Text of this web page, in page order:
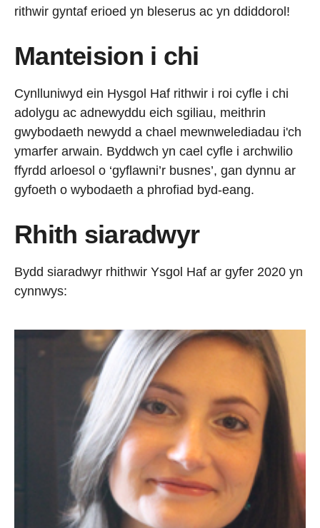
rithwir gyntaf erioed yn bleserus ac yn ddiddorol!
Manteision i chi
Cynlluniwyd ein Hysgol Haf rithwir i roi cyfle i chi
adolygu ac adnewyddu eich sgiliau, meithrin
gwybodaeth newydd a chael mewnwelediadau i'ch
ymarfer arwain. Byddwch yn cael cyfle i archwilio
ffyrdd arloesol o ‘gyflawni’r busnes’, gan dynnu ar
gyfoeth o wybodaeth a phrofiad byd-eang.
Rhith siaradwyr
Bydd siaradwyr rhithwir Ysgol Haf ar gyfer 2020 yn
cynnwys: